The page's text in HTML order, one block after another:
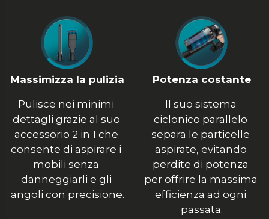
Massimizza la pulizia
Pulisce nei minimi
dettagli grazie al suo
accessorio 2 in 1 che
consente di aspirare i
mobili senza
danneggiarli e gli
angoli con precisione.
Potenza costante
Il suo sistema
ciclonico parallelo
separa le particelle
aspirate, evitando
perdite di potenza
per offrire la massima
efficienza ad ogni
passata.